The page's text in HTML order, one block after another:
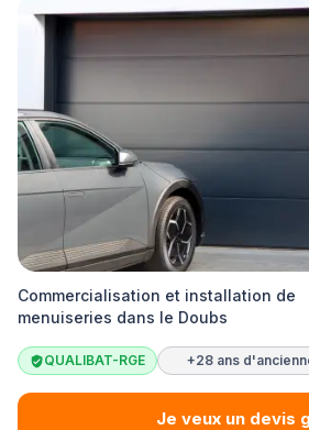
Commercialisation et installation de
menuiseries dans le Doubs
QUALIBAT-RGE +28 ans
Je veux un devis